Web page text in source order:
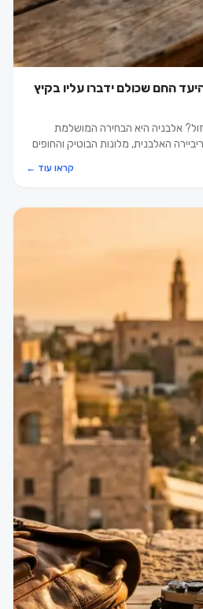
החם שכולם ידברו עליו בקיץ
אלבניה היא הבחירה המושלמת
גלו את הריביירה האלבנית, מלונות הבוטיק והחופים
קראו עוד ←